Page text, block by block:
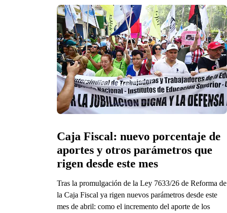
Caja Fiscal: nuevo porcentaje de
aportes y otros parámetros que
rigen desde este mes
Tras la promulgación de la Ley 7633/26 de Reforma de
la Caja Fiscal ya rigen nuevos parámetros desde este
mes de abril: como el incremento del aporte de los